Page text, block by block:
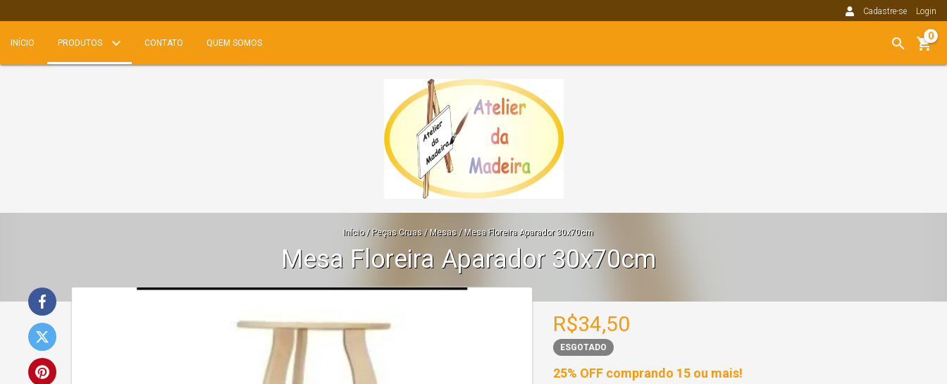
Cadastre-se Login
INÍCIO PRODUTOS CONTATO QUEM SOMOS
0
Início / Peças Cruas / Mesas / Mesa Floreira Aparador 30x70cm
Mesa Floreira Aparador 30x70cm
R$34,50
ESGOTADO
25% OFF comprando 15 ou mais!